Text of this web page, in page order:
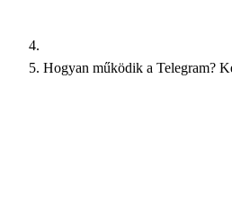
Hogyan működik a Telegram?